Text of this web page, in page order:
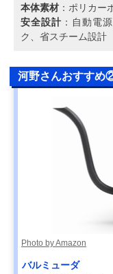
本体素材 ：ポリカー
安全設計 ：自動電
ク、省スチーム設計
河野さんおすすめ
Photo by Amazon
バルミューダ